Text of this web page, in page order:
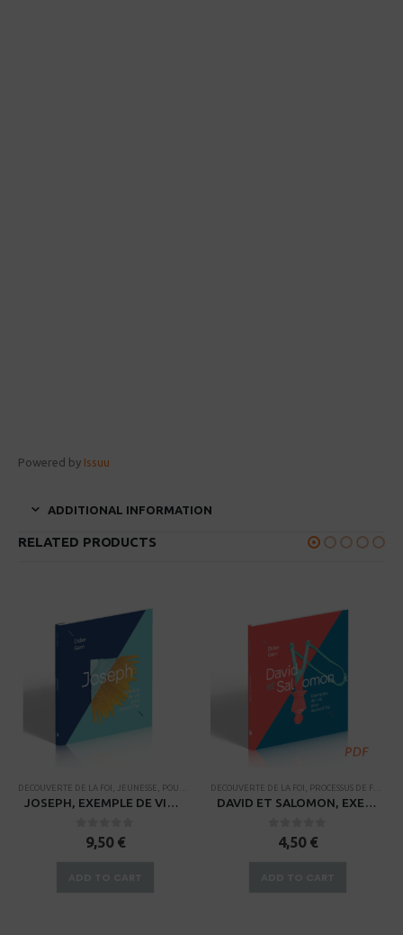
Powered by Issuu
ADDITIONAL INFORMATION
RELATED PRODUCTS
PROCESSUS DE FORMATION DE DISCIPLE,RENDEZ-VOUS AVEC LA BIBLE , RESSOURCES POUR PETITS
DECOUVERTE DE LA FOI JEUNESSE POUR AVANCER ,PROCESSUS DE FORMATION DE DISCIPLE
JOSEPH, EXEMPLE DE VIE POUR AUJOURD’HUI
sur 5
9,50 €
DECOUVERTE DE LA FOI PROCESSUS DE FORMATION DE DISCIPLE
DAVID ET SALOMON, EXEMPLES DE VIE POUR AUJOURD’HUI (PDF)
sur 5
4,50 €